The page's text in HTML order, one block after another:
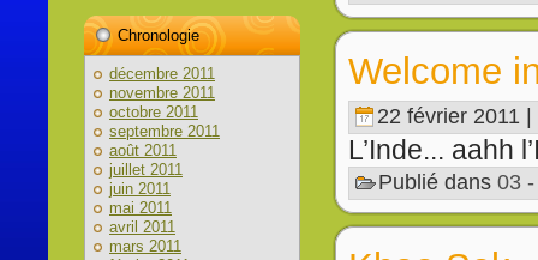
Chronologie
décembre 2011
novembre 2011
octobre 2011
septembre 2011
août 2011
juillet 2011
juin 2011
mai 2011
avril 2011
mars 2011
Welcome
22 février 2011 |
L’Inde... aahh
Publié dans 03